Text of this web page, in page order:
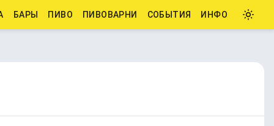
БАРЫ ПИВО ПИВОВАРНИ СОБЫТИЯ ИНФО